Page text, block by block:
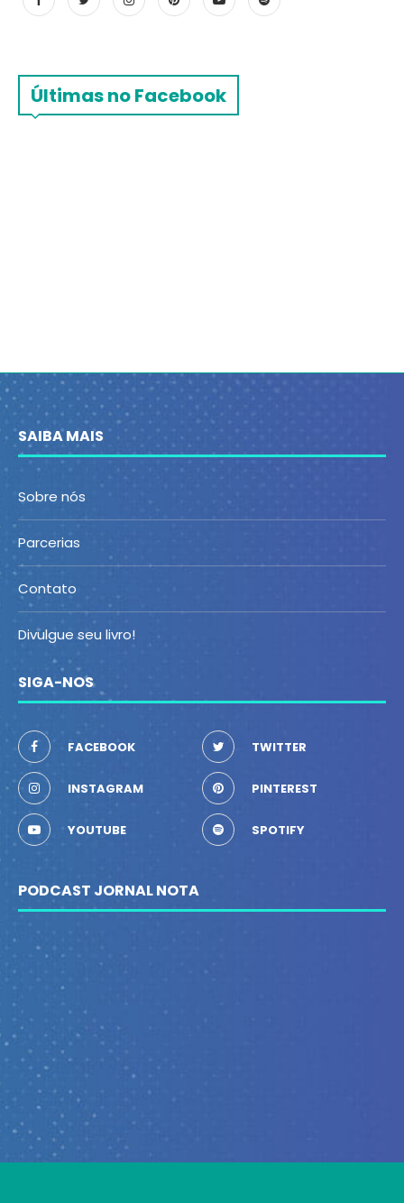
Últimas no Facebook
SAIBA MAIS
Sobre nós
Parcerias
Contato
Divulgue seu livro!
SIGA-NOS
FACEBOOK TWITTER
INSTAGRAM PINTEREST
YOUTUBE SPOTIFY
PODCAST JORNAL NOTA